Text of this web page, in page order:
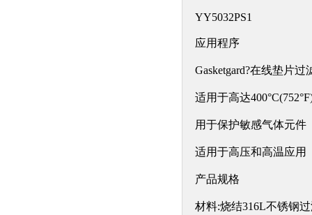
YY5032PS1
应用程序
Gasketgard?在线垫片过
适用于高达
用于保护敏感气体元件
适用于高压和高温应用
产品规格
材料:烧结316L不锈钢